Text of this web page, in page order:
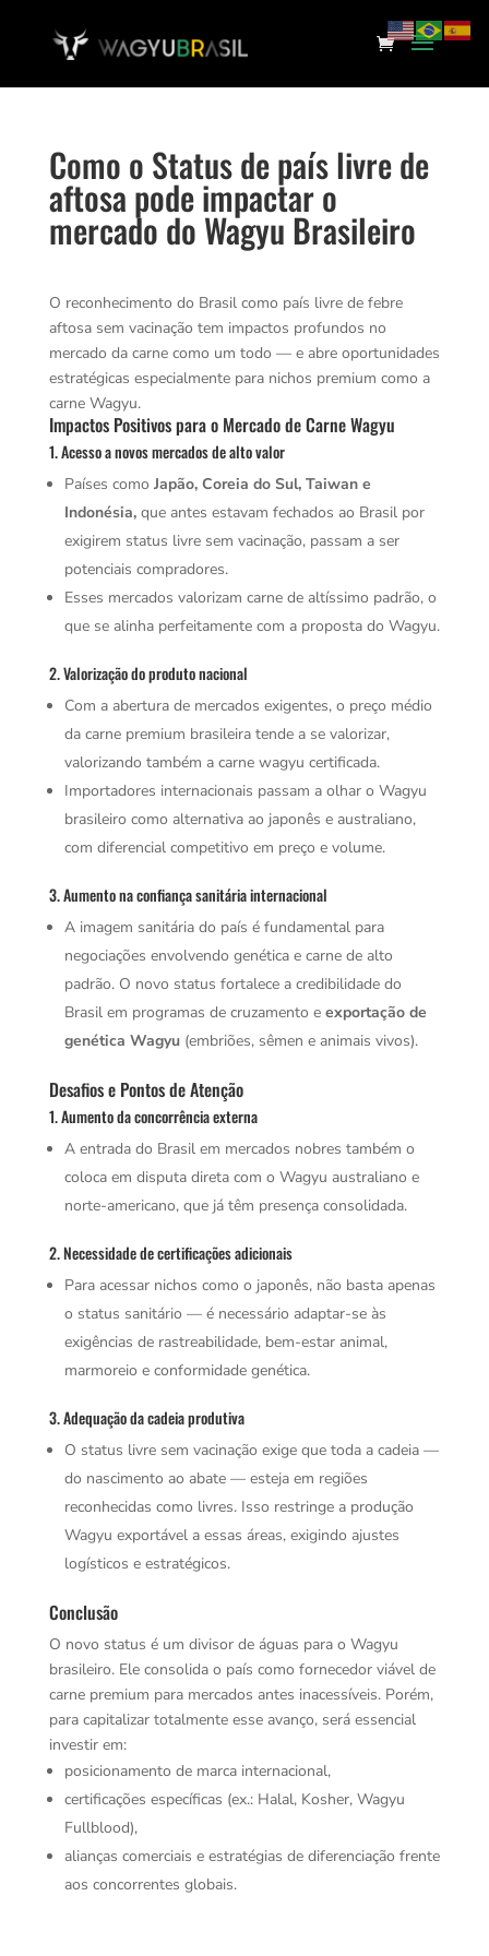
Como o Status de país livre de
aftosa pode impactar o
mercado do Wagyu Brasileiro
O reconhecimento do Brasil como país livre de febre
aftosa sem vacinação tem impactos profundos no
mercado da carne como um todo — e abre oportunidades
estratégicas especialmente para nichos premium como a
carne Wagyu.
Impactos Positivos para o Mercado de Carne Wagyu
1. Acesso a novos mercados de alto valor
Países como Japão, Coreia do Sul, Taiwan e
Indonésia,que antes estavam fechados ao Brasil por
exigirem status livre sem vacinação, passam a ser
potenciais compradores.
Esses mercados valorizam carne de altíssimo padrão, o
que se alinha perfeitamente com a proposta do Wagyu.
2. Valorização do produto nacional
Com a abertura de mercados exigentes, o preço médio
da carne premium brasileira tende a se valorizar,
valorizando também a carne wagyu certificada.
Importadores internacionais passam a olhar o Wagyu
brasileiro como alternativa ao japonês e australiano,
com diferencial competitivo em preço e volume.
3. Aumento na confiança sanitária internacional
A imagem sanitária do país é fundamental para
negociações envolvendo genética e carne de alto
padrão. O novo status fortalece a credibilidade do
Brasil em programas de cruzamento e exportação de
genética Wagyu(embriões, sêmen e animais vivos).
Desafios e Pontos de Atenção
1. Aumento da concorrência externa
A entrada do Brasil em mercados nobres também o
coloca em disputa direta com o Wagyu australiano e
norte-americano, que já têm presença consolidada.
2. Necessidade de certificações adicionais
Para acessar nichos como o japonês, não basta apenas
o status sanitário — é necessário adaptar-se às
exigências de rastreabilidade, bem-estar animal,
marmoreio e conformidade genética.
3. Adequação da cadeia produtiva
O status livre sem vacinação exige que toda a cadeia —
do nascimento ao abate — esteja em regiões
reconhecidas como livres. Isso restringe a produção
Wagyu exportável a essas áreas, exigindo ajustes
logísticos e estratégicos.
Conclusão
O novo status é um divisor de águas para o Wagyu
brasileiro. Ele consolida o país como fornecedor viável de
carne premium para mercados antes inacessíveis. Porém,
para capitalizar totalmente esse avanço, será essencial
investir em:
posicionamento de marca internacional,
certificações específicas (ex.: Halal, Kosher, Wagyu
Fullblood),
alianças comerciais e estratégias de diferenciação frente
aos concorrentes globais.